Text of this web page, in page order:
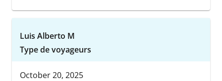
Luis Alberto M
Type de voyageurs
October 20, 2025